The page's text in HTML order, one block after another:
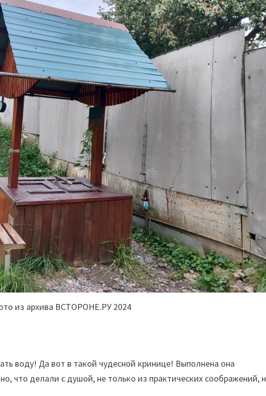
из архива ВСТОРОНЕ.РУ 2024
воду! Да вот в такой чудесной кринице! Выполнена она
что делали с душой, не только из практических соображений,